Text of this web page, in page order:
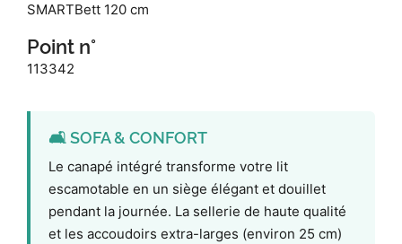
SMARTBett 120 cm
Point n°
113342
🛋️ SOFA & CONFORT
Le canapé intégré transforme votre lit
escamotable en un siège élégant et douillet
pendant la journée. La sellerie de haute qualité
et les accoudoirs extra-larges (environ 25 cm)